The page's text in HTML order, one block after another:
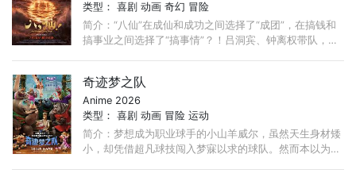
类型：喜剧 动画 奇幻 冒险
简介：“八仙”在成仙和成功之间选择了“成团”，在搞钱和
搞事业之间选择了“搞事情”？！吕洞宾、钟离权带队，集
奇迹梦之队
Anime 2026
类型：喜剧 动画 冒险 运动
简介：梦想成为职业球手的小山羊威尔，虽然天生身材矮
小，却凭借超凡球技闯入梦寐以求的球队。然而本以为是